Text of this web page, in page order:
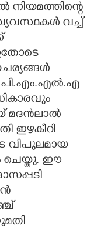
നിയമത്തിന്റെ
വച്ച്
പി.എം.എൽ.എ
മദൻലാൽ
ഇഴകീറി
വിപുലമായ
ചെയ്തു. ഈ